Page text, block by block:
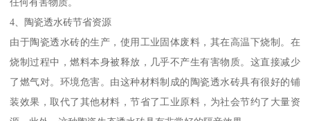
任何有害物质。
4、陶瓷透水砖节省资源
由于陶瓷透水砖的生产，使用工业固体废料，其在高温下烧制。在
烧制过程中，燃料本身被释放，几乎不产生有害物质。这直接减少
了燃气对。环境危害。由这种材料制成的陶瓷透水砖具有很好的铺
装效果，取代了其他材料，节省了工业原料，为社会节约了大量资